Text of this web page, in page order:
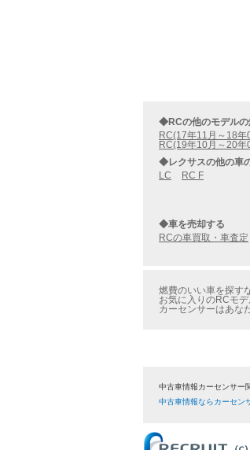
◆RCの他のモデルの
RC(17年11月～18年
RC(19年10月～20年
◆レクサスの他の車
LC
RC F
◆車を売却する
RCの車買取・車査定
燃費のいい車を探す
お気に入りのRCモ
カーセンサーはあな
中古車情報カーセンサー
中古車情報ならカーセン